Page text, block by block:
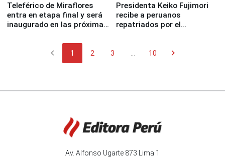
Teleférico de Miraflores
entra en etapa final y será
inaugurado en las próximas
Presidenta Keiko Fujimori
recibe a peruanos
repatriados por el
chevron_left 1 2 3 10 chevron_right
Av. Alfonso Ugarte 873 Lima 1